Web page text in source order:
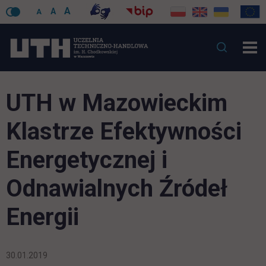
A A A
UTH w Mazowieckim
Klastrze Efektywności
Energetycznej i
Odnawialnych Źródeł
Energii
30.01.2019